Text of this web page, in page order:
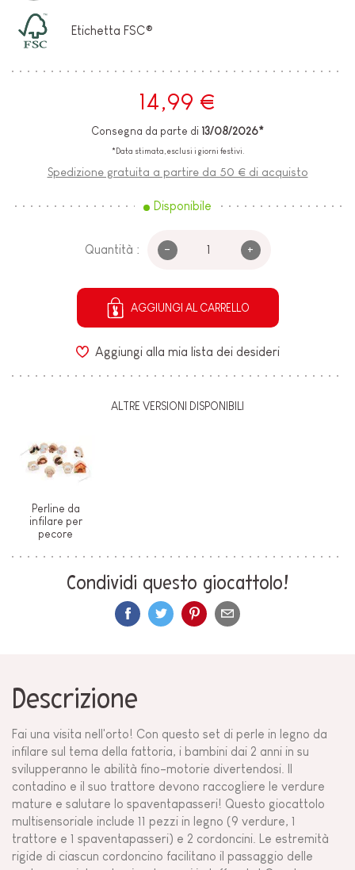
Etichetta FSC®
14,99 €
Consegna da parte di 13/08/2026*
*Data stimata, esclusi i giorni festivi.
Spedizione gratuita a partire da 50 € di acquisto
Disponibile
Quantità : - +
AGGIUNGI AL CARRELLO
Aggiungi alla mia lista dei desideri
ALTRE VERSIONI DISPONIBILI
Perline da
infilare per
pecore
Condividi questo giocattolo!
Descrizione
Fai una visita nell'orto! Con questo set di perle in legno da
infilare sul tema della fattoria, i bambini dai 2 anni in su
svilupperanno le abilità fino-motorie divertendosi. Il
contadino e il suo trattore devono raccogliere le verdure
mature e salutare lo spaventapasseri! Questo giocattolo
multisensoriale include 11 pezzi in legno (9 verdure, 1
trattore e 1 spaventapasseri) e 2 cordoncini. Le estremità
rigide di ciascun cordoncino facilitano il passaggio delle